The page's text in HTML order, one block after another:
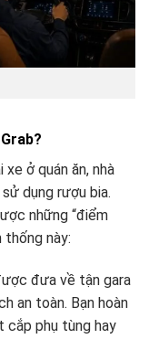
ở quán ăn, nhà
dụng rượu bia.
những “điểm
thống này:
đưa về tận gara
an toàn. Bạn hoàn
cắp phụ tùng hay